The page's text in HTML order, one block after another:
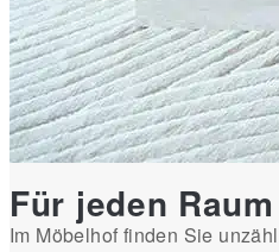
Für jeden
Im Möbelhof finden Sie